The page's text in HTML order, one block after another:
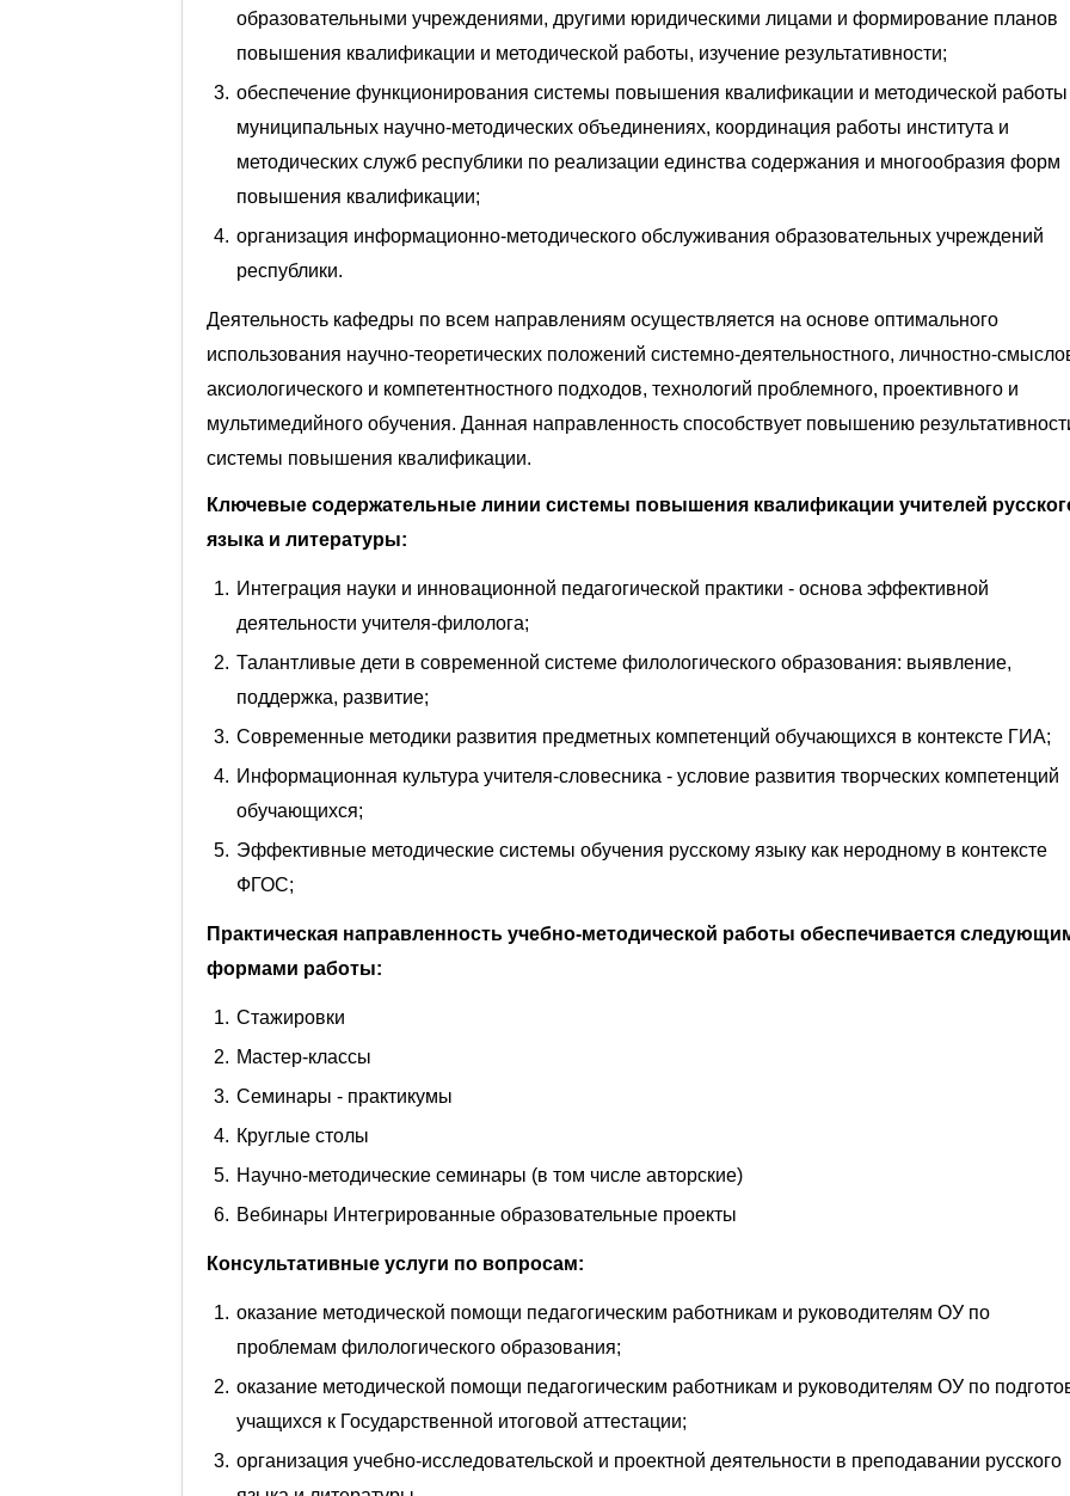
образовательными учреждениями, другими юридическими лицами и формирование планов
повышения квалификации и методической работы, изучение результативности;
обеспечение функционирования системы повышения квалификации и методической
муниципальных научно-методических объединениях, координация работы института и
методических служб республики по реализации единства содержания и многообразия форм
повышения квалификации;
организация информационно-методического обслуживания образовательных учреждений
республики.
Деятельность кафедры по всем направлениям осуществляется на основе оптимального
использования научно-теоретических положений системно-деятельностного, личностно-
аксиологического и компетентностного подходов, технологий проблемного, проективного и
мультимедийного обучения. Данная направленность способствует повышению
системы повышения квалификации.
Ключевые содержательные линии системы повышения квалификации учителей
языка и литературы:
Интеграция науки и инновационной педагогической практики - основа эффективной
деятельности учителя-филолога;
Талантливые дети в современной системе филологического образования: выявление,
поддержка, развитие;
Современные методики развития предметных компетенций обучающихся в контексте ГИА;
Информационная культура учителя-словесника - условие развития творческих компетенций
обучающихся;
Эффективные методические системы обучения русскому языку как неродному в контексте
ФГОС;
Практическая направленность учебно-методической работы обеспечивается
формами работы:
Стажировки
Мастер-классы
Семинары - практикумы
Круглые столы
Научно-методические семинары (в том числе авторские)
Вебинары Интегрированные образовательные проекты
Консультативные услуги по вопросам:
оказание методической помощи педагогическим работникам и руководителям ОУ по
проблемам филологического образования;
оказание методической помощи педагогическим работникам и руководителям ОУ по
учащихся к Государственной итоговой аттестации;
организация учебно-исследовательской и проектной деятельности в преподавании русского